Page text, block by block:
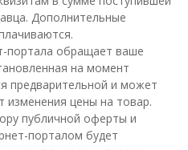
Дополнительные
портала обращает ваше
на момент
предварительной и может
изменения цены на товар.
публичной оферты и
порталом будет